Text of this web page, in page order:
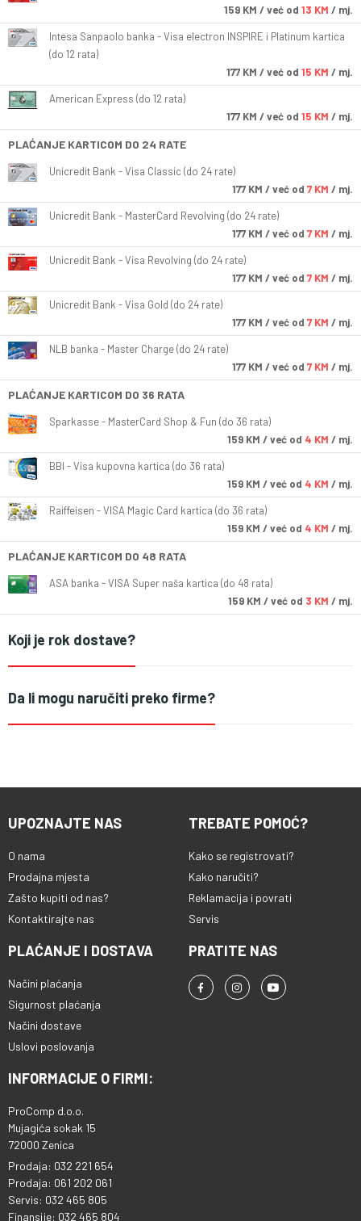
159 KM / već od 13 KM / mj.
Intesa Sanpaolo banka - Visa electron INSPIRE i Platinum kartica
(do 12 rata)
177 KM / već od 15 KM / mj.
American Express (do 12 rata)
177 KM / već od 15 KM / mj.
PLAĆANJE KARTICOM DO 24 RATE
Unicredit Bank - Visa Classic (do 24 rate)
177 KM / već od 7 KM / mj.
Unicredit Bank - MasterCard Revolving (do 24 rate)
177 KM / već od 7 KM / mj.
Unicredit Bank - Visa Revolving (do 24 rate)
177 KM / već od 7 KM / mj.
Unicredit Bank - Visa Gold (do 24 rate)
177 KM / već od 7 KM / mj.
NLB banka - Master Charge (do 24 rate)
177 KM / već od 7 KM / mj.
PLAĆANJE KARTICOM DO 36 RATA
Sparkasse - MasterCard Shop & Fun (do 36 rata)
159 KM / već od 4 KM / mj.
BBI - Visa kupovna kartica (do 36 rata)
159 KM / već od 4 KM / mj.
Raiffeisen - VISA Magic Card kartica (do 36 rata)
159 KM / već od 4 KM / mj.
PLAĆANJE KARTICOM DO 48 RATA
ASA banka - VISA Super naša kartica (do 48 rata)
159 KM / već od 3 KM / mj.
Koji je rok dostave?
Da li mogu naručiti preko firme?
UPOZNAJTE NAS
O nama
Prodajna mjesta
Zašto kupiti od nas?
Kontaktirajte nas
TREBATE POMOĆ?
Kako se registrovati?
Kako naručiti?
Reklamacija i povrati
Servis
PLAĆANJE I DOSTAVA
Načini plaćanja
Sigurnost plaćanja
Načini dostave
Uslovi poslovanja
PRATITE NAS
INFORMACIJE O FIRMI:
ProComp d.o.o.
Mujagića sokak 15
72000 Zenica
Prodaja: 032 221 654
Prodaja: 061 202 061
Servis: 032 465 805
Finansije: 032 465 804